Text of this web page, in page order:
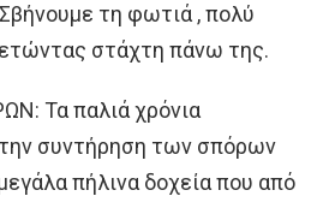
τη φωτιά , πολύ
στάχτη πάνω της.
Τα παλιά χρόνια
την συντήρηση των σπόρων
πήλινα δοχεία που από